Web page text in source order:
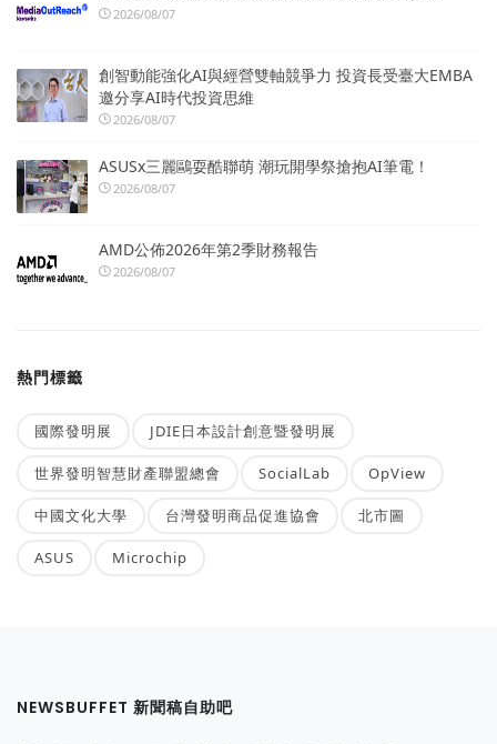
2026/08/07
創智動能強化AI與經營雙軸競爭力 投資長受臺大EMBA
邀分享AI時代投資思維
2026/08/07
ASUSx三麗鷗耍酷聯萌 潮玩開學祭搶抱AI筆電！
2026/08/07
AMD公佈2026年第2季財務報告
2026/08/07
熱門標籤
國際發明展 JDIE日本設計創意暨發明展
世界發明智慧財產聯盟總會 SocialLab OpView
中國文化大學 台灣發明商品促進協會 北市圖
ASUS Microchip
NEWSBUFFET 新聞稿自助吧